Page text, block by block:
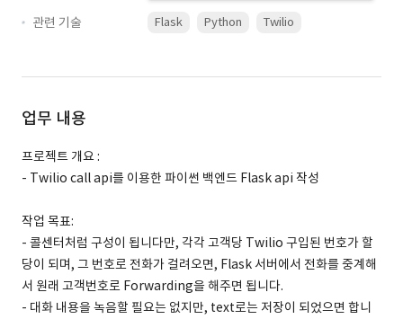
관련 기술
Flask Python Twilio
업무 내용
프로젝트 개요 :
- Twilio call api를 이용한 파이썬 백엔드 Flask api 작성
작업 목표:
- 콜센터처럼 구성이 됩니다만, 각각 고객당 Twilio 구입된 번호가 할
당이 되며, 그 번호로 전화가 걸려오면, Flask 서버에서 전화를 중계해
서 원래 고객번호로 Forwarding을 해주면 됩니다.
- 대화 내용을 녹음할 필요는 없지만, text로는 저장이 되었으면 합니